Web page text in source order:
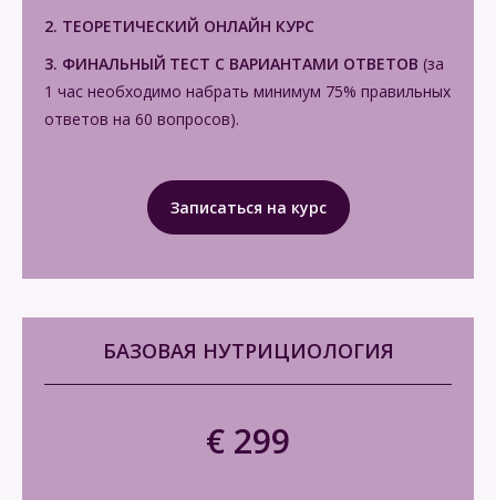
2. ТЕОРЕТИЧЕСКИЙ ОНЛАЙН КУРС
3. ФИНАЛЬНЫЙ ТЕСТ С ВАРИАНТАМИ ОТВЕТОВ (за
1 час необходимо набрать минимум 75% правильных
ответов на 60 вопросов).
Записаться на курc
БАЗОВАЯ НУТРИЦИОЛОГИЯ
€ 299